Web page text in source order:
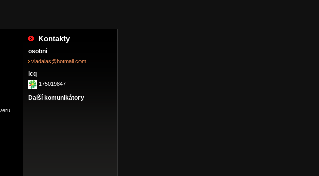
Kontakty
osobní
vladalas@hotmail.com
icq
175019847
Další komunikátory